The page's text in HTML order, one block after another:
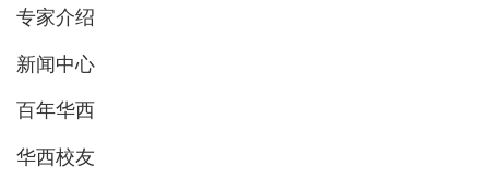
专家介绍
新闻中心
百年华西
华西校友